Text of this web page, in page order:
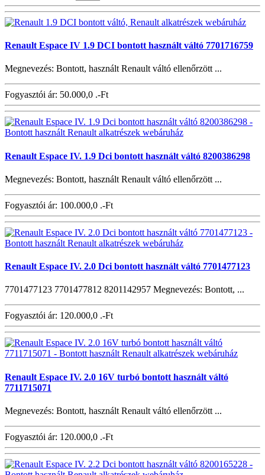
Renault Espace IV 1.9 DCI bontott használt váltó 7701716759
Megnevezés: Bontott, használt Renault váltó ellenőrzött ...
Fogyasztói ár: 50.000,0 .-Ft
Renault Espace IV. 1.9 Dci bontott használt váltó 8200386298
Megnevezés: Bontott, használt Renault váltó ellenőrzött ...
Fogyasztói ár: 100.000,0 .-Ft
Renault Espace IV. 2.0 Dci bontott használt váltó 7701477123
7701477123 7701477812 8201142957 Megnevezés: Bontott, ...
Fogyasztói ár: 120.000,0 .-Ft
Renault Espace IV. 2.0 16V turbó bontott használt váltó
7711715071
Megnevezés: Bontott, használt Renault váltó ellenőrzött ...
Fogyasztói ár: 120.000,0 .-Ft